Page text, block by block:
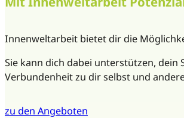
Innenweltarbeit bietet dir die
Sie kann dich dabei unterstützen,
Verbundenheit zu dir selbst und
zu den Angeboten